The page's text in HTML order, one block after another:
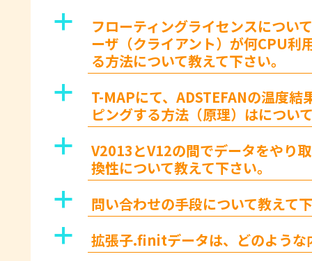
a
フローティングライセンスについ
ーザ（クライアント）が何CPU利
る方法について教えて下さい。
a
T-MAPにて、ADSTEFANの温度
ピングする方法（原理）はについ
a
V2013とV12の間でデータをやり
換性について教えて下さい。
a 問い合わせの手段について教えて
a 拡張子.finitデータは、どのような